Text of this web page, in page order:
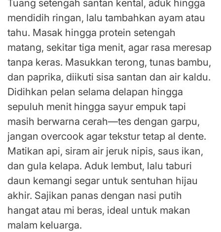
Tuang setengah santan kental, aduk hingga
mendidih ringan, lalu tambahkan ayam atau
tahu. Masak hingga protein setengah
matang, sekitar tiga menit, agar rasa meresap
tanpa keras. Masukkan terong, tunas bambu,
dan paprika, diikuti sisa santan dan air kaldu.
Didihkan pelan selama delapan hingga
sepuluh menit hingga sayur empuk tapi
masih berwarna cerah—tes dengan garpu,
jangan overcook agar tekstur tetap al dente.
Matikan api, siram air jeruk nipis, saus ikan,
dan gula kelapa. Aduk lembut, lalu taburi
daun kemangi segar untuk sentuhan hijau
akhir. Sajikan panas dengan nasi putih
hangat atau mi beras, ideal untuk makan
malam keluarga.